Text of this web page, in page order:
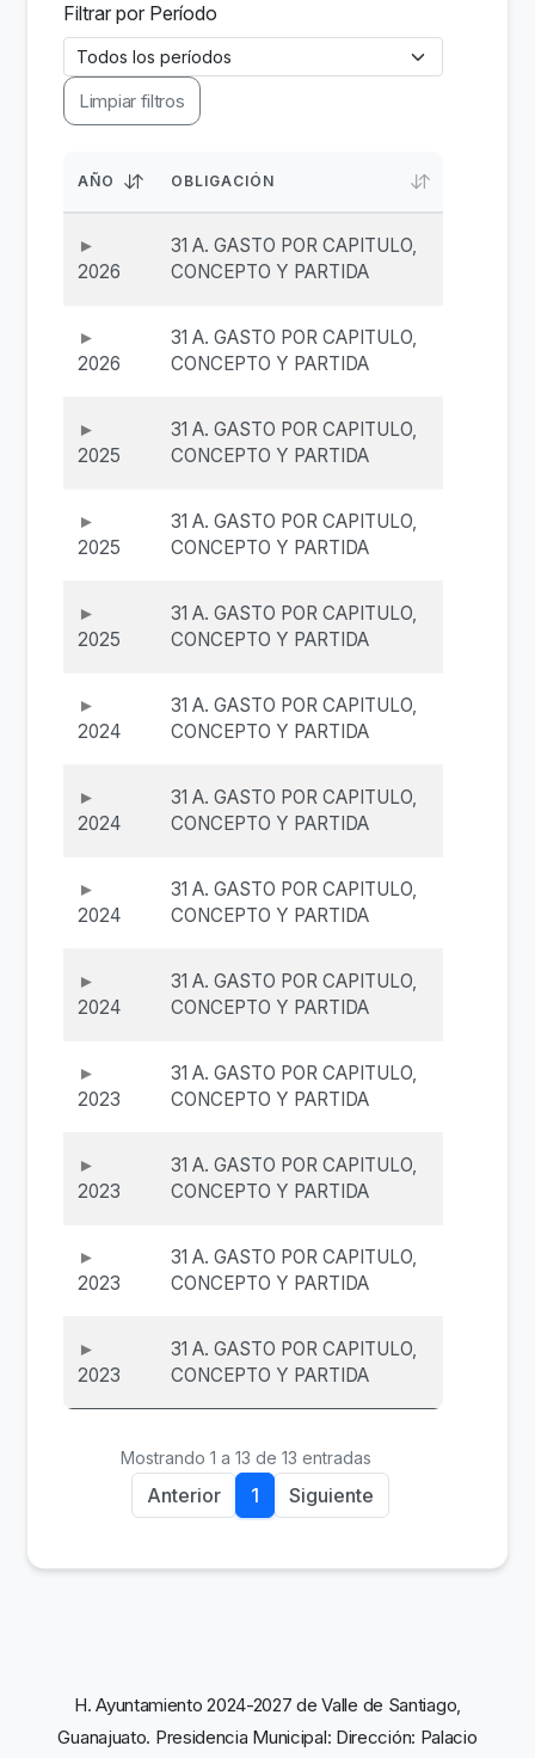
Filtrar por Período
Limpiar filtros
AÑO OBLIGACIÓN
2026
31 A. GASTO POR CAPITULO,
CONCEPTO Y PARTIDA
2026
31 A. GASTO POR CAPITULO,
CONCEPTO Y PARTIDA
2025
31 A. GASTO POR CAPITULO,
CONCEPTO Y PARTIDA
2025
31 A. GASTO POR CAPITULO,
CONCEPTO Y PARTIDA
2025
31 A. GASTO POR CAPITULO,
CONCEPTO Y PARTIDA
2024
31 A. GASTO POR CAPITULO,
CONCEPTO Y PARTIDA
2024
31 A. GASTO POR CAPITULO,
CONCEPTO Y PARTIDA
2024
31 A. GASTO POR CAPITULO,
CONCEPTO Y PARTIDA
2024
31 A. GASTO POR CAPITULO,
CONCEPTO Y PARTIDA
2023
31 A. GASTO POR CAPITULO,
CONCEPTO Y PARTIDA
2023
31 A. GASTO POR CAPITULO,
CONCEPTO Y PARTIDA
2023
31 A. GASTO POR CAPITULO,
CONCEPTO Y PARTIDA
2023
31 A. GASTO POR CAPITULO,
CONCEPTO Y PARTIDA
Mostrando 1 a 13 de 13 entradas
Anterior 1 Siguiente
H. Ayuntamiento 2024-2027 de Valle de Santiago,
Guanajuato. Presidencia Municipal: Dirección: Palacio